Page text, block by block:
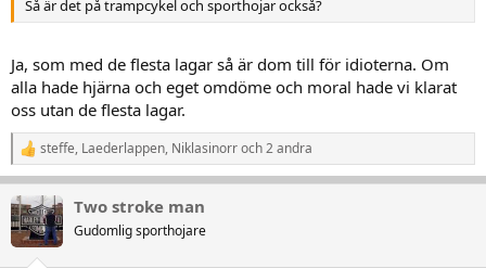
Så är det på trampcykel och sporthojar också?
Ja, som med de flesta lagar så är dom till för idioterna. Om
alla hade hjärna och eget omdöme och moral hade vi klarat
oss utan de flesta lagar.
R
e
k
t
steffe, Laederlappen, Niklasinorroch 2 andra
Two stroke man
Gudomlig sporthojare